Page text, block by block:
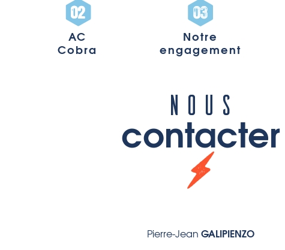
AC
Cobra
Notre
engagement
NOUS
contacter
Pierre-Jean GALIPIENZO